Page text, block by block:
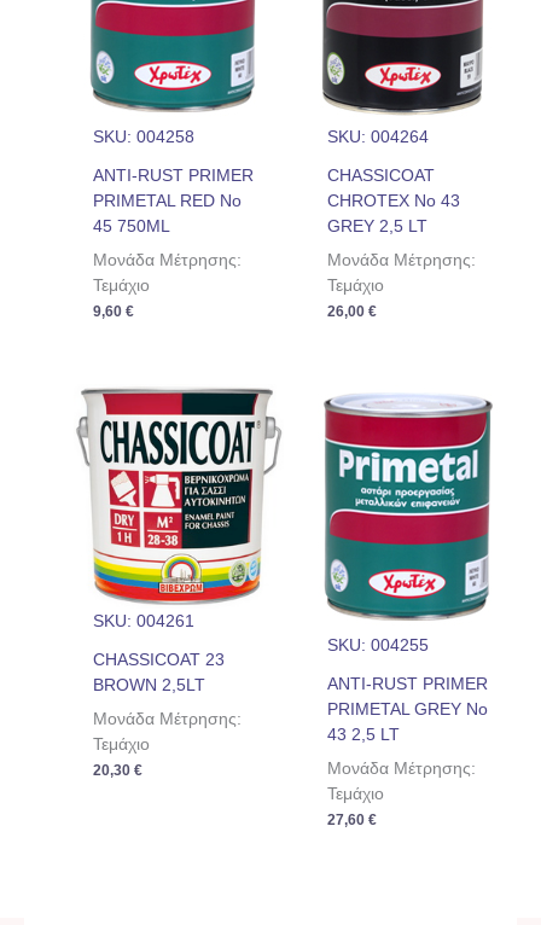
SKU: 004258
ANTI-RUST PRIMER
PRIMETAL RED Nο
45 750ML
Μονάδα Μέτρησης:
Τεμάχιο
9,60€
SKU: 004264
CHASSICOAT
CHROTEX Νο 43
GREY 2,5 LT
Μονάδα Μέτρησης:
Τεμάχιο
26,00 €
SKU: 004261
CHASSICOAT 23
BROWN 2,5LT
Μονάδα Μέτρησης:
Τεμάχιο
20,30€
SKU: 004255
ANTI-RUST PRIMER
PRIMETAL GREY Nο
43 2,5 LT
Μονάδα Μέτρησης:
Τεμάχιο
27,60 €